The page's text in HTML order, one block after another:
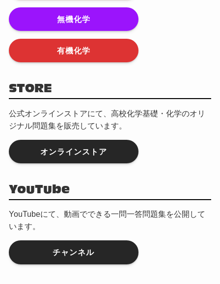
無機化学
有機化学
STORE
公式オンラインストアにて、高校化学基礎・化学のオリ
ジナル問題集を販売しています。
オンラインストア
YouTube
YouTubeにて、動画でできる一問一答問題集を公開して
います。
チャンネル